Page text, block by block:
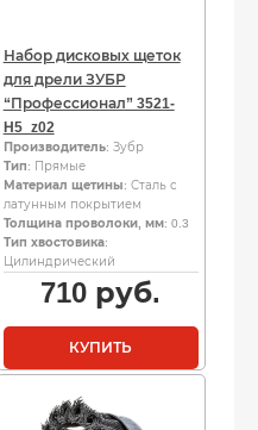
Набор дисковых щеток
для дрели ЗУБР
“Профессионал” 3521-
H5_z02
Производитель: Зубр
Тип: Прямые
Материал щетины: Сталь с
латунным покрытием
Толщина проволоки, мм: 0.3
Тип хвостовика:
Цилиндрический
710 руб.
КУПИТЬ